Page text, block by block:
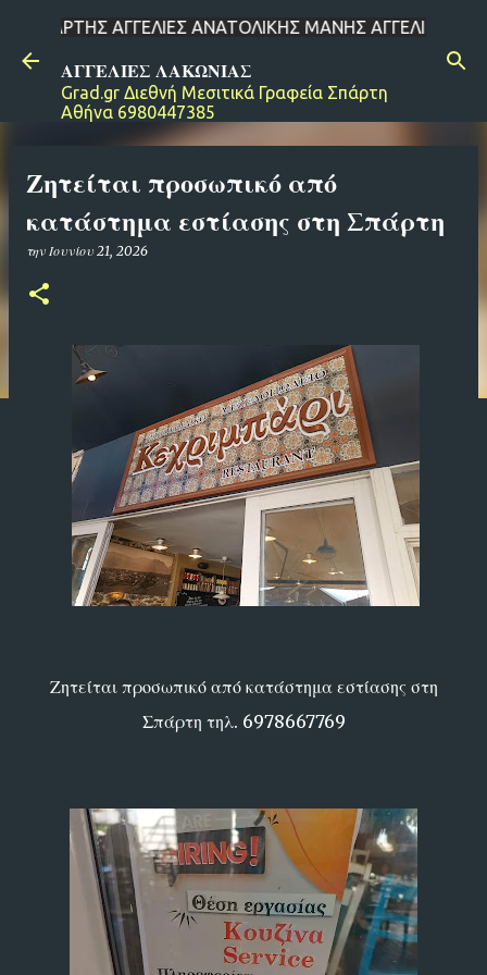
Μετάβαση στο κύριο περιεχόμενο
ΑΓΓΕΛΙΕΣ ΑΝΑΤΟΛΙΚΗΣ ΜΑΝΗΣ ΑΓΓΕΛΙΕΣ ΔΗΜΟΥ ΕΥΡΩΤΑ
ΑΓΓΕΛΙΕΣ ΛΑΚΩΝΙΑΣ
Grad.gr Διεθνή Μεσιτικά Γραφεία Σπάρτη
Αθήνα 6980447385
Ζητείται προσωπικό από
κατάστημα εστίασης στη Σπάρτη
την Ιουνίου 21, 2026
Ζητείται προσωπικό από κατάστημα εστίασης στη
Σπάρτη τηλ. 6978667769